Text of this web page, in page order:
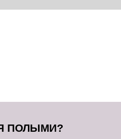
ПОЛЫМИ?